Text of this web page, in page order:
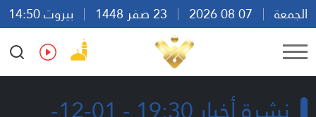
الجمعة
بيروت 14:50
Ar
En Fr Es